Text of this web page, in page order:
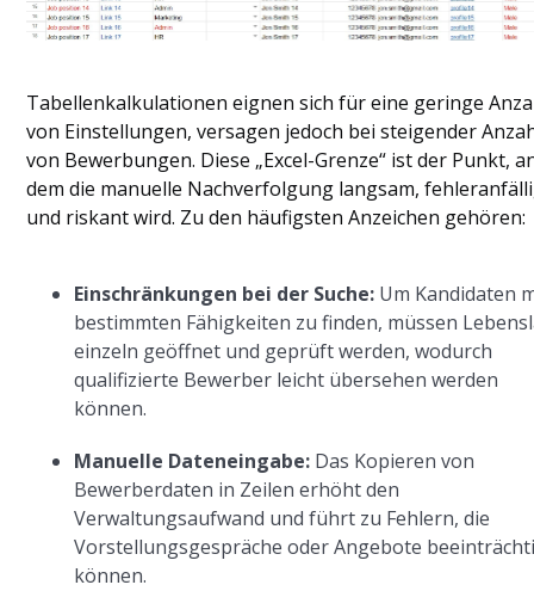
Tabellenkalkulationen eignen sich für eine geringe
von Einstellungen, versagen jedoch bei steigender
von Bewerbungen. Diese „Excel-Grenze“ ist der Punkt,
dem die manuelle Nachverfolgung langsam,
und riskant wird. Zu den häufigsten Anzeichen gehören:
Einschränkungen bei der Suche: Um Kandidaten
bestimmten Fähigkeiten zu finden, müssen
einzeln geöffnet und geprüft werden, wodurch
qualifizierte Bewerber leicht übersehen werden
können.
Manuelle Dateneingabe: Das Kopieren von
Bewerberdaten in Zeilen erhöht den
Verwaltungsaufwand und führt zu Fehlern, die
Vorstellungsgespräche oder Angebote
können.